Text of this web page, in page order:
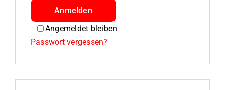
Angemeldet bleiben
Anmelden
Passwort vergessen?